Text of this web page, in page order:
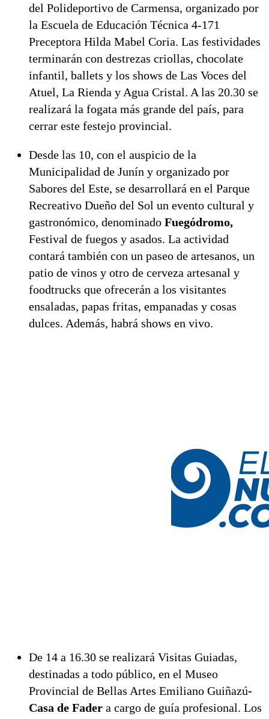
del Polideportivo de Carmensa, organizado por
la Escuela de Educación Técnica 4-171
Preceptora Hilda Mabel Coria. Las festividades
terminarán con destrezas criollas, chocolate
infantil, ballets y los shows de Las Voces del
Atuel, La Rienda y Agua Cristal. A las 20.30 se
realizará la fogata más grande del país, para
cerrar este festejo provincial.
Desde las 10, con el auspicio de la
Municipalidad de Junín y organizado por
Sabores del Este, se desarrollará en el Parque
Recreativo Dueño del Sol un evento cultural y
gastronómico, denominado Fuegódromo,
Festival de fuegos y asados. La actividad
contará también con un paseo de artesanos, un
patio de vinos y otro de cerveza artesanal y
foodtrucks que ofrecerán a los visitantes
ensaladas, papas fritas, empanadas y cosas
dulces. Además, habrá shows en vivo.
De 14 a 16.30 se realizará Visitas Guiadas,
destinadas a todo público, en el Museo
Provincial de Bellas Artes Emiliano Guiñazú-
Casa de Fader a cargo de guía profesional. Los